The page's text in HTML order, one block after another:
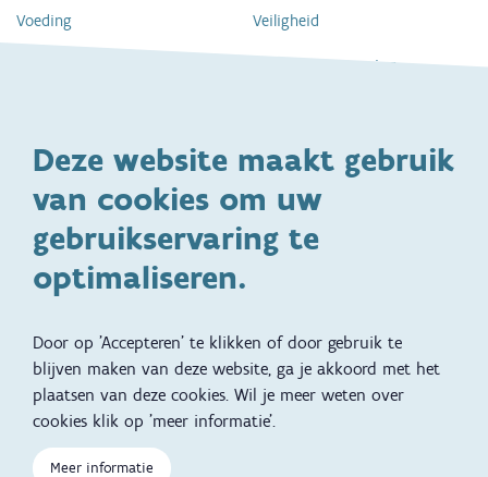
Deze website maakt gebruik
van cookies om uw
gebruikservaring te
optimaliseren.
Door op 'Accepteren' te klikken of door gebruik te
blijven maken van deze website, ga je akkoord met het
plaatsen van deze cookies. Wil je meer weten over
cookies klik op 'meer informatie'.
Meer informatie
Voeding
Ontwikkeling en gedrag
Specifieke
ondersteuningsbehoefte
Zwangerschap en geboorte
Slapen
Veiligheid
Dagelijkse verzorging
Gezinsleven
Adoptie
Kinderwens
Voet
Kind en Gezin diensten
Aanbod tijdens de
zwangerschap
Vertalingen